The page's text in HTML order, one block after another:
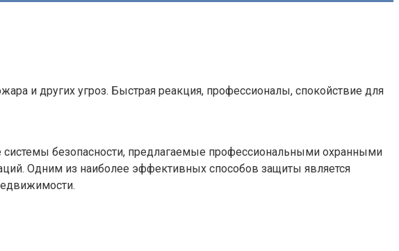
и других угроз. Быстрая реакция, профессионалы, спокойствие для
безопасности, предлагаемые профессиональными охранными
Одним из наиболее эффективных способов защиты является